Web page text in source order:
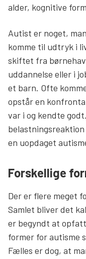
alder, kognitive
Autist er noget,
komme til udtryk i
skiftet fra
uddannelse eller i
et barn. Ofte
opstår en
var i og kendte
en uopdaget
Forskellige
Der er flere meget
Samlet bliver det
er begyndt at
former for autisme
Fælles er dog, at